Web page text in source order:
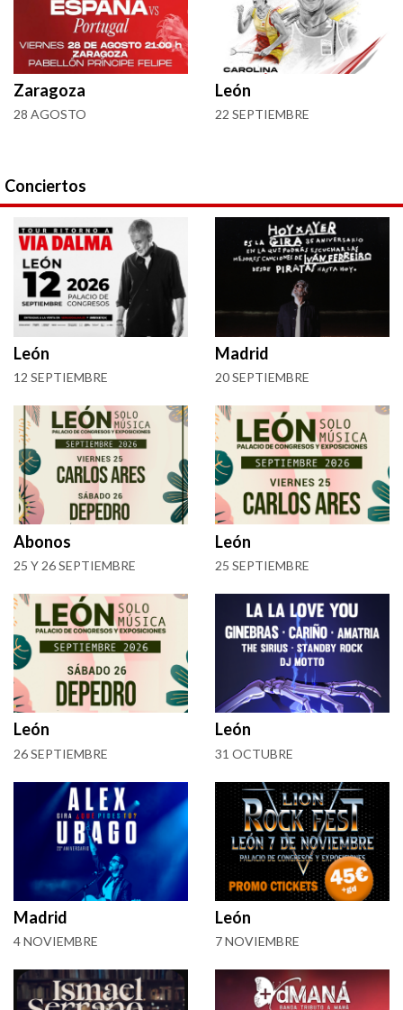
Zaragoza
28 AGOSTO
León
22 SEPTIEMBRE
Conciertos
León
12 SEPTIEMBRE
Madrid
20 SEPTIEMBRE
Abonos
25 Y 26 SEPTIEMBRE
León
25 SEPTIEMBRE
León
26 SEPTIEMBRE
León
31 OCTUBRE
Madrid
4 NOVIEMBRE
León
7 NOVIEMBRE